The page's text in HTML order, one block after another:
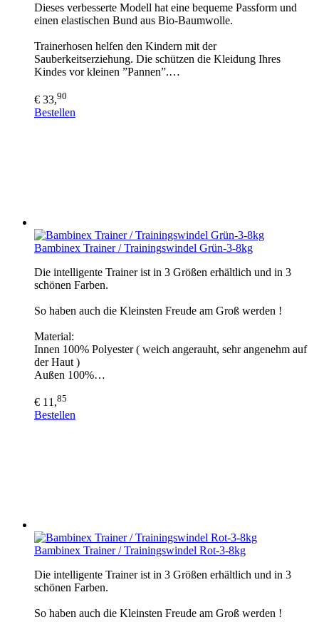
Dieses verbesserte Modell hat eine bequeme Passform und
einen elastischen Bund aus Bio-Baumwolle.
Trainerhosen helfen den Kindern mit der
Sauberkeitserziehung. Die schützen die Kleidung Ihres
Kindes vor kleinen ”Pannen”.…
€ 33,90
Bestellen
Bambinex Trainer / Trainingswindel Grün-3-8kg
Die intelligente Trainer ist in 3 Größen erhältlich und in 3
schönen Farben.
So haben auch die Kleinsten Freude am Groß werden !
Material:
Innen 100% Polyester ( weich angerauht, sehr angenehm auf
der Haut )
Außen 100%…
€ 11,85
Bestellen
Bambinex Trainer / Trainingswindel Rot-3-8kg
Die intelligente Trainer ist in 3 Größen erhältlich und in 3
schönen Farben.
So haben auch die Kleinsten Freude am Groß werden !